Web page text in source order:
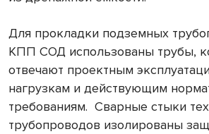
Для прокладки подземных
КПП СОД использованы трубы,
отвечают проектным
нагрузкам и действующим
требованиям. Сварные стыки
трубопроводов изолированы